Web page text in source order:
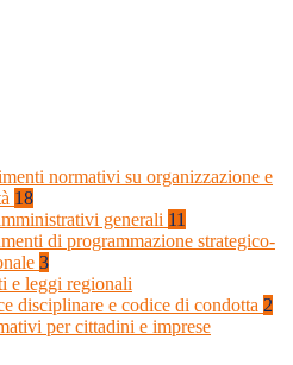
normativi su organizzazione e
18
generali 11
di programmazione strategico-
3
e leggi regionali
disciplinare e codice di condotta 2
per cittadini e imprese